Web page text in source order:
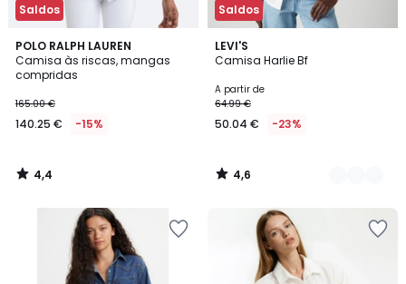
Saldos
POLO RALPH LAUREN
Camisa às riscas, mangas
compridas
165.00 €
140.25 € -15%
4,4
/ 5
4,4
/
Saldos
LEVI'S
Camisa Harlie Bf
A partir de
64.99 €
50.04 € -23%
4,6
/ 5
2
Cores
4,6
/